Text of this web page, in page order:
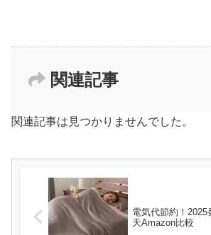
関連記事
関連記事は見つかりませんでした。
電気代節約！
天Amazon比較